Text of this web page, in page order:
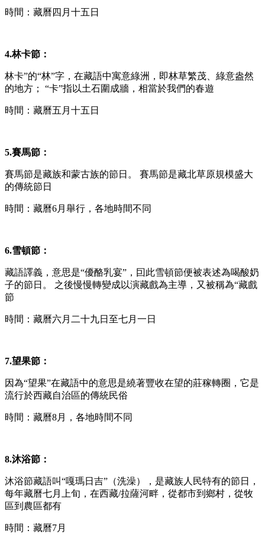
時間：藏曆四月十五日
4.林卡節：
林卡”的“林”字，在藏語中寓意綠洲，即林草繁茂、綠意盎然
的地方； “卡”指以土石圍成牆，相當於我們的春遊
時間：藏曆五月十五日
5.賽馬節：
賽馬節是藏族和蒙古族的節日。 賽馬節是藏北草原規模盛大
的傳統節日
時間：藏曆6月舉行，各地時間不同
6.雪頓節：
藏語譯義，意思是“優酪乳宴”，囙此雪頓節便被表述為喝酸奶
子的節日。 之後慢慢轉變成以演藏戲為主導，又被稱為“藏戲
節
時間：藏曆六月二十九日至七月一日
7.望果節：
因為“望果”在藏語中的意思是繞著豐收在望的莊稼轉圈，它是
流行於西藏自治區的傳統民俗
時間：藏曆8月，各地時間不同
8.沐浴節：
沐浴節藏語叫“嘎瑪日吉”（洗澡），是藏族人民特有的節日，
每年藏曆七月上旬，在西藏/拉薩河畔，從都市到鄉村，從牧
區到農區都有
時間：藏曆7月